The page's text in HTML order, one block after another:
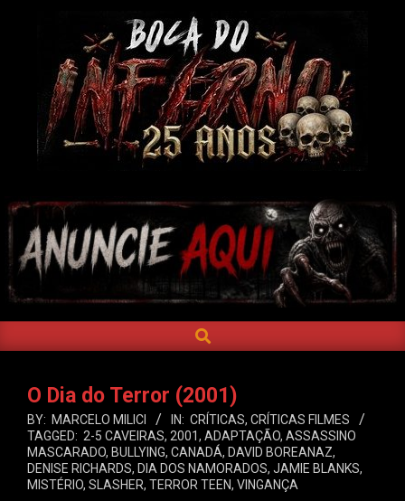
DO
INFERNO
Navigation
SEARCH
O Dia do Terror (2001)
BY: MARCELO MILICI IN: CRÍTICAS, CRÍTICAS FILMES
TAGGED: 2-5 CAVEIRAS, 2001, ADAPTAÇÃO, ASSASSINO
MASCARADO, BULLYING, CANADÁ, DAVID BOREANAZ,
DENISE RICHARDS, DIA DOS NAMORADOS, JAMIE BLANKS,
MISTÉRIO, SLASHER, TERROR TEEN, VINGANÇA